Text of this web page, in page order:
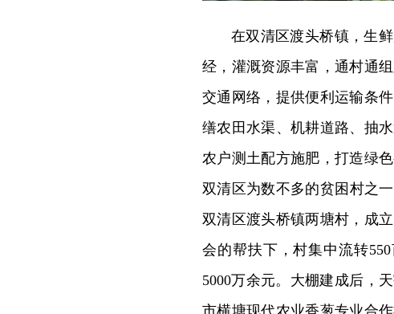
在双清区渡头桥镇，生
经，灌溉资源丰富，通村通
交通网络，提供便利运输条
缮农田水渠、机耕道路、抽
农户测土配方施肥，打造绿
双清区为数不多的贫困村之
双清区渡头桥镇两塘村，成
会的帮扶下，村集中流转
5000万余元。大棚建成后，
市横塘现代农业香葱专业合